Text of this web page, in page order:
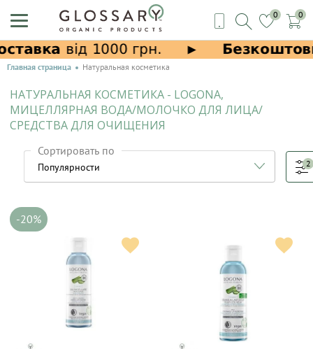
0 0
Главная страница Натуральная косметика
НАТУРАЛЬНАЯ КОСМЕТИКА - LOGONA,
МИЦЕЛЛЯРНАЯ ВОДА/МОЛОЧКО ДЛЯ ЛИЦА/
СРЕДСТВА ДЛЯ ОЧИЩЕНИЯ
Сортировать по
2
-20%